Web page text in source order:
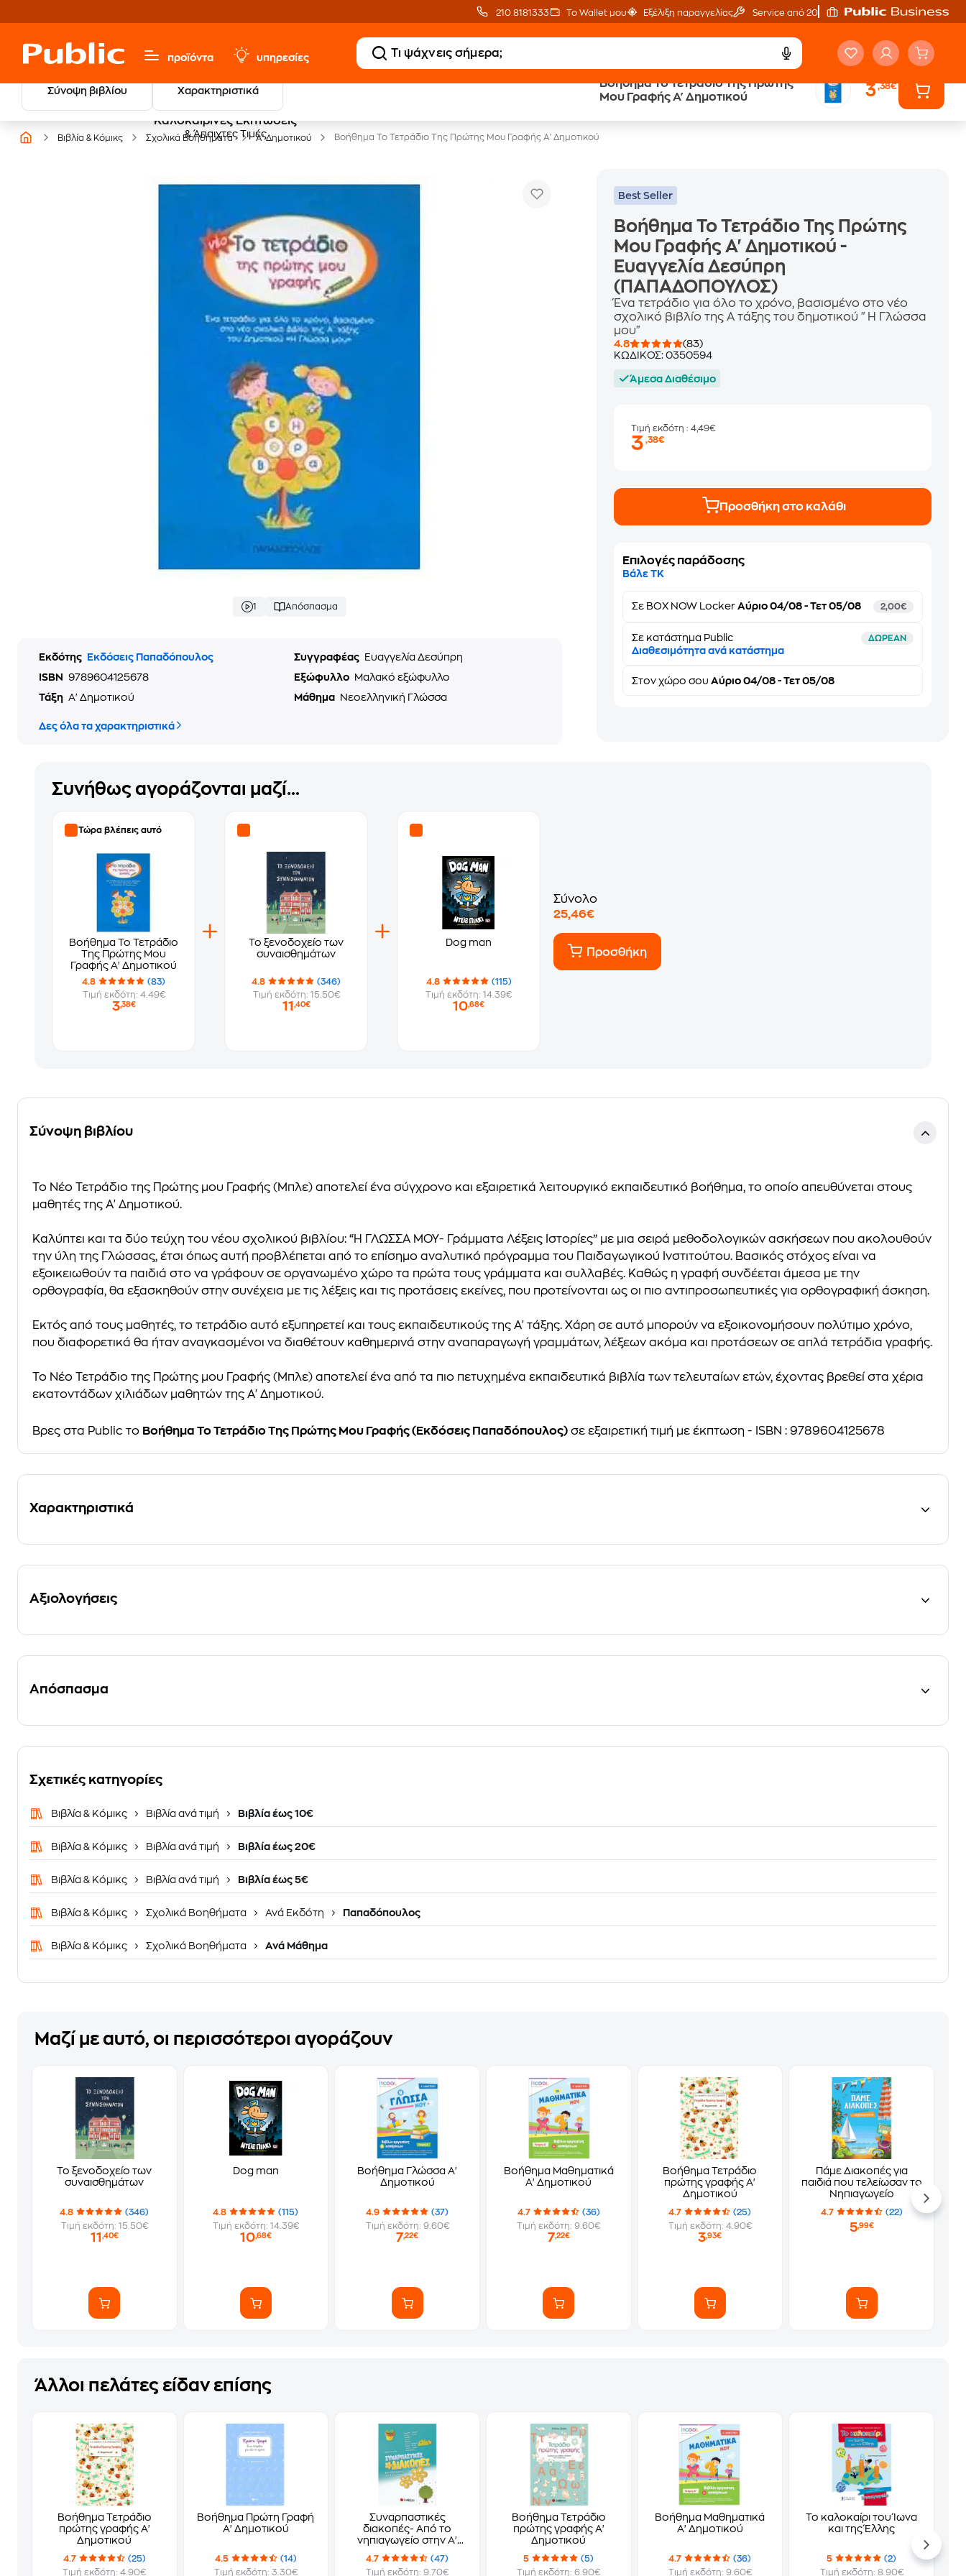
210 8181333 Το Wallet μου Εξέλιξη παραγγελίας Service από 20'
προϊόντα υπηρεσίες
Σύνοψη βιβλίου Χαρακτηριστικά
Βοήθημα Το Τετράδιο Της Πρώτης
Μου Γραφής Α' Δημοτικού
3,38€
Καλοκαιρινές Εκπτώσεις
& Άπαιχτες Τιμές
Δωρεάν Μεταφορικά Έλα στον κόσμο
Βιβλία & Κόμικς Σχολικά Βοηθήματα Α' Δημοτικού Βοήθημα Το Τετράδιο Της Πρώτης Μου Γραφής Α' Δημοτικού
1 Απόσπασμα
Εκδότης Εκδόσεις Παπαδόπουλος Συγγραφέας
Ευαγγελία Δεσύπρη
ISBN
9789604125678 Εξώφυλλο
Μαλακό εξώφυλλο
Τάξη Α' Δημοτικού Μάθημα Νεοελληνική Γλώσσα
Δες όλα τα χαρακτηριστικά
Best Seller
Βοήθημα Το Τετράδιο Της Πρώτης
Μου Γραφής Α' Δημοτικού -
Ευαγγελία Δεσύπρη
(ΠΑΠΑΔΟΠΟΥΛΟΣ)
Ένα τετράδιο για όλο το χρόνο, βασισμένο στο νέο
σχολικό βιβλίο της Α τάξης του δημοτικού "Η Γλώσσα
μου"
4.8
(83)
ΚΩΔΙΚΟΣ:0350594
Άμεσα Διαθέσιμο
Τιμή εκδότη: 4,49€
3,38€
Προσθήκη στο καλάθι
Επιλογές παράδοσης
Βάλε ΤΚ
Σε BOX NOW Locker Αύριο 04/08 - Τετ 05/08 2,00€
Σε κατάστημα Public ΔΩΡΕΑΝ
Διαθεσιμότητα ανά κατάστημα
Στονχώρο σου Αύριο 04/08 - Τετ 05/08
Συνήθως αγοράζονται μαζί...
Τώρα βλέπεις αυτό
Βοήθημα Το Τετράδιο
Της Πρώτης Μου
Γραφής Α' Δημοτικού
4.8
(83)
Τιμή εκδότη: 4.49€
3,38€
Το ξενοδοχείο των
συναισθημάτων
4.8
(346)
Τιμή εκδότη: 15.50€
11 ,40€
Dog man
4.8
(115)
Τιμή εκδότη: 14.39€
10,68€
Σύνολο
25,46€
Προσθήκη
Σύνοψη βιβλίου
Το Νέο Τετράδιο της Πρώτης μου Γραφής (Μπλε) αποτελεί ένα σύγχρονο και εξαιρετικά λειτουργικό εκπαιδευτικό βοήθημα, το οποίο απευθύνεται στους
μαθητές της Α' Δημοτικού.
Καλύπτει και τα δύο τεύχη του νέου σχολικού βιβλίου: “Η ΓΛΩΣΣΑ ΜΟΥ- Γράμματα Λέξεις Ιστορίες” με μια σειρά μεθοδολογικών ασκήσεων που ακολουθούν
την ύλη της Γλώσσας, έτσι όπως αυτή προβλέπεται από το επίσημο αναλυτικό πρόγραμμα του Παιδαγωγικού Ινστιτούτου. Βασικός στόχος είναι να
εξοικειωθούν τα παιδιά στο να γράφουν σε οργανωμένο χώρο τα πρώτα τους γράμματα και συλλαβές. Καθώς η γραφή συνδέεται άμεσα με την
ορθογραφία, θα εξασκηθούν στην συνέχεια με τις λέξεις και τις προτάσεις εκείνες, που προτείνονται ως οι πιο αντιπροσωπευτικές για ορθογραφική άσκηση.
Εκτός από τους μαθητές, το τετράδιο αυτό εξυπηρετεί και τους εκπαιδευτικούς της Α' τάξης. Χάρη σε αυτό μπορούν να εξοικονομήσουν πολύτιμο χρόνο,
που διαφορετικά θα ήταν αναγκασμένοι να διαθέτουν καθημερινά στην αναπαραγωγή γραμμάτων, λέξεων ακόμα και προτάσεων σε απλά τετράδια γραφής.
Το Νέο Τετράδιο της Πρώτης μου Γραφής (Μπλε) αποτελεί ένα από τα πιο πετυχημένα εκπαιδευτικά βιβλία των τελευταίων ετών, έχοντας βρεθεί στα χέρια
εκατοντάδων χιλιάδων μαθητών της Α' Δημοτικού.
Βρες στα Public το Βοήθημα Το Τετράδιο Της Πρώτης Μου Γραφής (Εκδόσεις Παπαδόπουλος) σε εξαιρετική τιμή με έκπτωση - ISBN : 9789604125678
Χαρακτηριστικά
Αξιολογήσεις
Απόσπασμα
Σχετικές κατηγορίες
Βιβλία & Κόμικς Βιβλία ανά τιμή Βιβλία έως 10€
Βιβλία & Κόμικς Βιβλία ανά τιμή Βιβλία έως 20€
Βιβλία & Κόμικς Βιβλία ανά τιμή Βιβλία έως 5€
Βιβλία & Κόμικς Σχολικά Βοηθήματα Ανά Εκδότη Παπαδόπουλος
Βιβλία & Κόμικς Σχολικά Βοηθήματα Ανά Μάθημα
Μαζί με αυτό, οι περισσότεροι αγοράζουν
Το ξενοδοχείο των
συναισθημάτων
4.8
(346)
Τιμή εκδότη: 15.50€
11 ,40€
Dog man
4.8
(115)
Τιμή εκδότη: 14.39€
10,68€
Βοήθημα Γλώσσα Α'
Δημοτικού
4.9
(37)
Τιμή εκδότη: 9.60€
7,22€
Βοήθημα Μαθηματικά
Α' Δημοτικού
4.7
(36)
Τιμή εκδότη: 9.60€
7,22€
Βοήθημα Τετράδιο
πρώτης γραφής Α'
Δημοτικού
4.7
(25)
Τιμή εκδότη: 4.90€
3,93€
Πάµε Διακοπές για
παιδιά που τελείωσαν το
Νηπιαγωγείο
4.7 (22)
5,99€
Άλλοι πελάτες είδαν επίσης
Βοήθημα Τετράδιο
πρώτης γραφής Α'
Δημοτικού
4.7
(25)
Τιμή εκδότη: 4.90€
Βοήθημα Πρώτη Γραφή
Α' Δημοτικού
4.5
(14)
Τιμή εκδότη: 3.30€
Συναρπαστικές
διακοπές- Από το
νηπιαγωγείο στην Α'
δημοτικού
4.7
(47)
Τιμή εκδότη: 9.70€
Βοήθημα Τετράδιο
πρώτης γραφής Α'
Δημοτικού
5
(5)
Τιμή εκδότη: 6.90€
Βοήθημα Μαθηματικά
Α' Δημοτικού
4.7
(36)
Τιμή εκδότη: 9.60€
Το καλοκαίρι του Ίωνα
και της Έλλης
5
(2)
Τιμή εκδότη: 8.90€